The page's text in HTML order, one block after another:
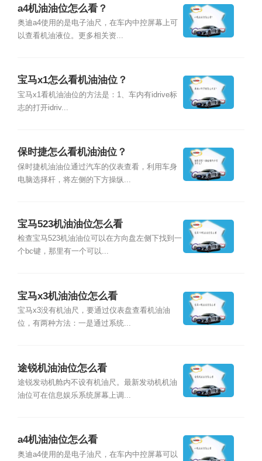
a4机油油位怎么看？
奥迪a4使用的是电子油尺，在车内中控屏幕上可
以查看机油液位。更多相关资...
宝马x1怎么看机油油位？
宝马x1看机油油位的方法是：1、车内有idrive标
志的打开idriv...
保时捷怎么看机油油位？
保时捷机油油位通过汽车的仪表查看，利用车身
电脑选择杆，将左侧的下方操纵...
宝马523机油油位怎么看
检查宝马523机油油位可以在方向盘左侧下找到一
个bc键，那里有一个可以...
宝马x3机油油位怎么看
宝马x3没有机油尺，要通过仪表盘查看机油油
位，有两种方法：一是通过系统...
途锐机油油位怎么看
途锐发动机舱内不设有机油尺。最新发动机机油
油位可在信息娱乐系统屏幕上调...
a4机油油位怎么看
奥迪a4使用的是电子油尺，在车内中控屏幕可以